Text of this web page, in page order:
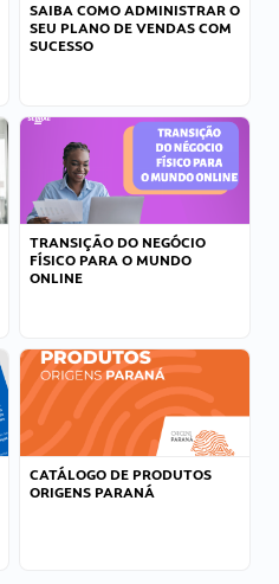
SAIBA COMO ADMINISTRAR O
SEU PLANO DE VENDAS COM
SUCESSO
TRANSIÇÃO DO NEGÓCIO
FÍSICO PARA O MUNDO
ONLINE
CATÁLOGO DE PRODUTOS
ORIGENS PARANÁ